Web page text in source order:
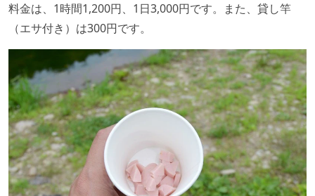
料金は、1時間1,200円、1日3,000円です。また、貸し竿
（エサ付き）は300円です。